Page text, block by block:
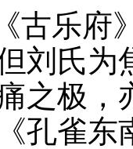
古乐府
刘氏
之极，
孔雀东